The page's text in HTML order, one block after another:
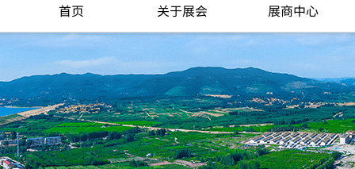
首页 关于展会 展商中心